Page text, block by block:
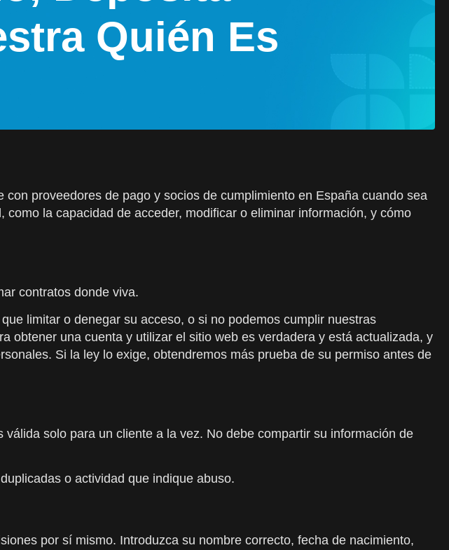
Quién Es
proveedores de pago y socios de cumplimiento en España cuando sea
la capacidad de acceder, modificar o eliminar información, y cómo
contratos donde viva.
limitar o denegar su acceso, o si no podemos cumplir nuestras
obtener una cuenta y utilizar el sitio web es verdadera y está actualizada, y
Si la ley lo exige, obtendremos más prueba de su permiso antes de
solo para un cliente a la vez. No debe compartir su información de
o actividad que indique abuso.
por sí mismo. Introduzca su nombre correcto, fecha de nacimiento,